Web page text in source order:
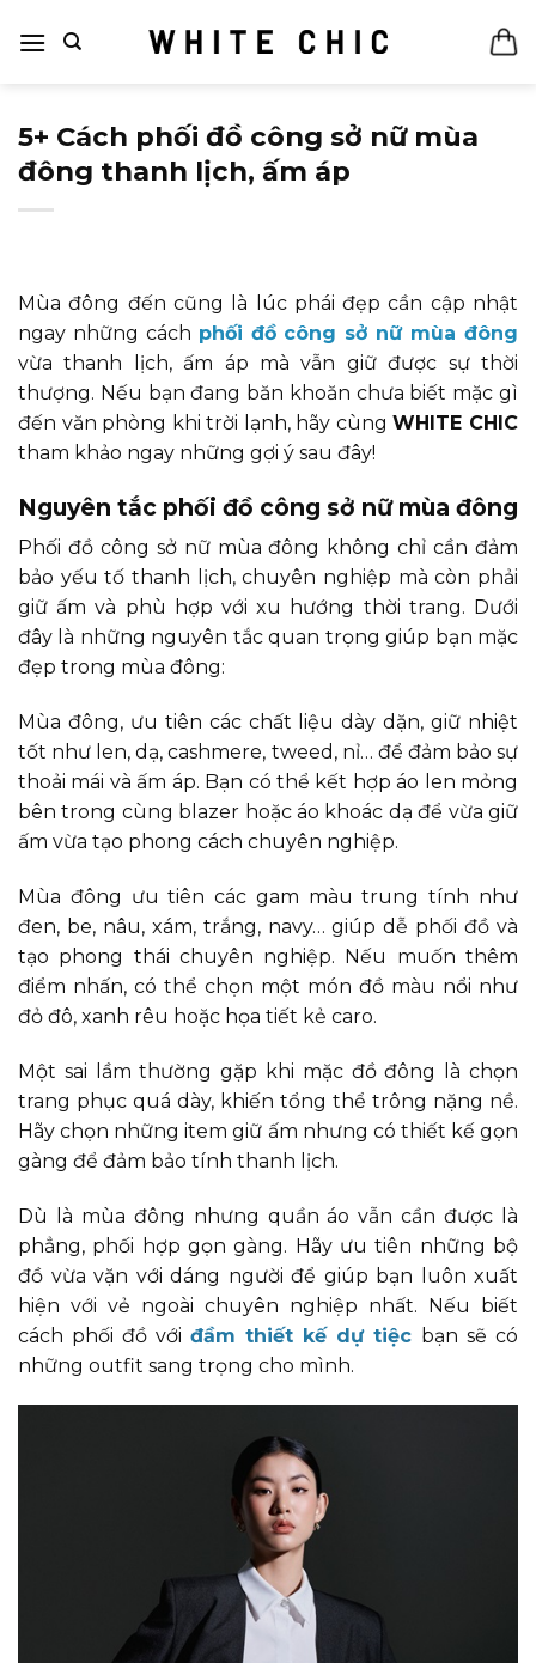
qua
5+ Cách phối đồ công sở nữ mùa
đông thanh lịch, ấm áp
Mùa đông đến cũng là lúc phái đẹp cần cập nhật
ngay những cách phối đồ công sở nữ mùa đông
vừa thanh lịch, ấm áp mà vẫn giữ được sự thời
thượng. Nếu bạn đang băn khoăn chưa biết mặc gì
đến văn phòng khi trời lạnh, hãy cùngWHITE CHIC
tham khảo ngay những gợi ý sau đây!
Nguyên tắc phối đồ công sở nữ mùa đông
Phối đồ công sở nữ mùa đông không chỉ cần đảm
bảo yếu tố thanh lịch, chuyên nghiệp mà còn phải
giữ ấm và phù hợp với xu hướng thời trang. Dưới
đây là những nguyên tắc quan trọng giúp bạn mặc
đẹp trong mùa đông:
Mùa đông, ưu tiên các chất liệu dày dặn, giữ nhiệt
tốt như len, dạ, cashmere, tweed, nỉ… để đảm bảo sự
thoải mái và ấm áp. Bạn có thể kết hợp áo len mỏng
bên trong cùng blazer hoặc áo khoác dạ để vừa giữ
ấm vừa tạo phong cách chuyên nghiệp.
Mùa đông ưu tiên các gam màu trung tính như
đen, be, nâu, xám, trắng, navy… giúp dễ phối đồ và
tạo phong thái chuyên nghiệp. Nếu muốn thêm
điểm nhấn, có thể chọn một món đồ màu nổi như
đỏ đô, xanh rêu hoặc họa tiết kẻ caro.
Một sai lầm thường gặp khi mặc đồ đông là chọn
trang phục quá dày, khiến tổng thể trông nặng nề.
Hãy chọn những item giữ ấm nhưng có thiết kế gọn
gàng để đảm bảo tính thanh lịch.
Dù là mùa đông nhưng quần áo vẫn cần được là
phẳng, phối hợp gọn gàng. Hãy ưu tiên những bộ
đồ vừa vặn với dáng người để giúp bạn luôn xuất
hiện với vẻ ngoài chuyên nghiệp nhất. Nếu biết
cách phối đồ với đầm thiết kế dự tiệc bạn sẽ có
những outfit sang trọng cho mình.